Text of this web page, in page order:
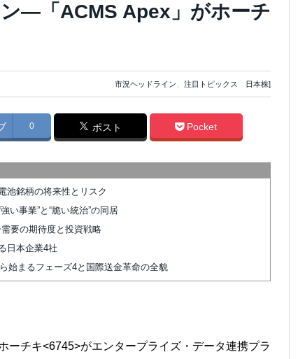
—「ACMS Apex」がホーチ
市況ヘッドライン 注目トピックス 日本株]
0 ポスト Pocket
池銘柄の将来性とリスク
い事業”と“脆い統治”の同居
要の期待度と投資戦略
日本企業4社
始まるフェーズ4と国際送金革命の全貌
ーチキ<6745>がエンタープライズ・データ連携プラ